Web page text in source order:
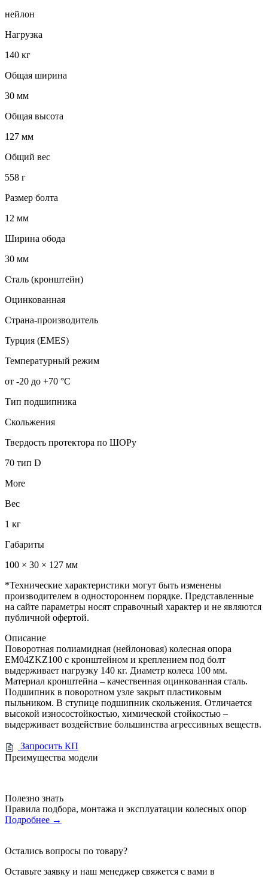
нейлон
Нагрузка
140 кг
Общая ширина
30 мм
Общая высота
127 мм
Общий вес
558 г
Размер болта
12 мм
Ширина обода
30 мм
Сталь (кронштейн)
Оцинкованная
Страна-производитель
Турция (EMES)
Температурный режим
от -20 до +70 °С
Тип подшипника
Скольжения
Твердость протектора по ШОРу
70 тип D
More
Вес
1 кг
Габариты
100 × 30 × 127 мм
*Технические характеристики могут быть изменены
производителем в одностороннем порядке. Представленные
на сайте параметры носят справочный характер и не являются
публичной офертой.
Описание
Поворотная полиамидная (нейлоновая) колесная опора
EM04ZKZ100 с кронштейном и креплением под болт
выдерживает нагрузку 140 кг. Диаметр колеса 100 мм.
Материал кронштейна – качественная оцинкованная сталь.
Подшипник в поворотном узле закрыт пластиковым
пыльником. В ступице подшипник скольжения. Отличается
высокой износостойкостью, химической стойкостью –
выдерживает воздействие большинства агрессивных веществ.
Запросить КП
Преимущества модели
Полезно знать
Правила подбора, монтажа и эксплуатации колесных опор
Подробнее →
Остались вопросы по товару?
Оставьте заявку и наш менеджер свяжется с вами в